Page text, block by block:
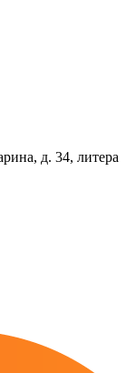
д. 34, литера